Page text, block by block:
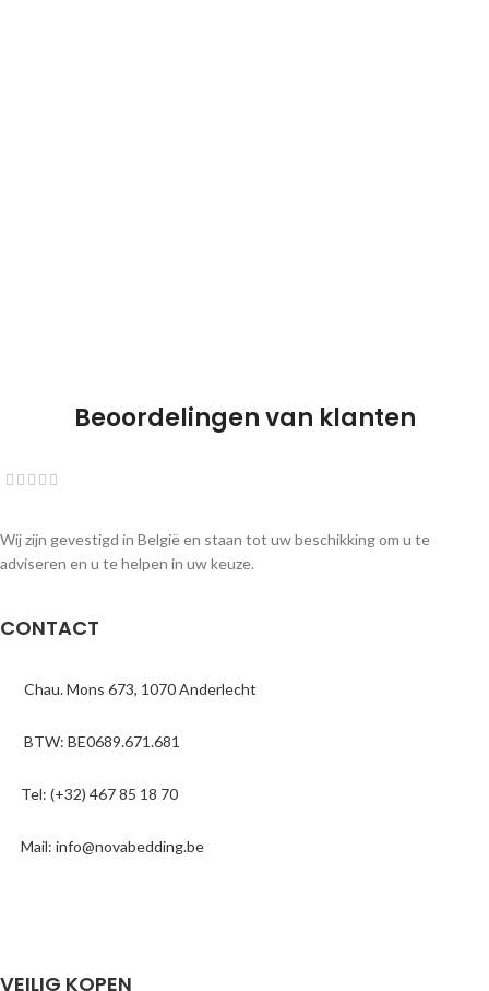
Beoordelingen van klanten
Wij zijn gevestigd in België en staan tot uw beschikking om u te
adviseren en u te helpen in uw keuze.
CONTACT
Chau. Mons 673, 1070 Anderlecht
BTW: BE0689.671.681
Tel: (+32) 467 85 18 70
Mail: info@novabedding.be
VEILIG KOPEN